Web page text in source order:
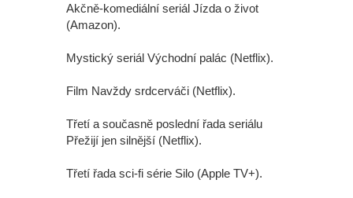
Akčně-komediální seriál Jízda o život
(Amazon).
Mystický seriál Východní palác (Netflix).
Film Navždy srdcerváči (Netflix).
Třetí a současně poslední řada seriálu
Přežijí jen silnější (Netflix).
Třetí řada sci-fi série Silo (Apple TV+).